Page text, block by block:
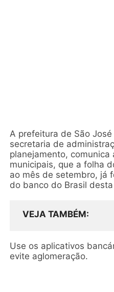
A prefeitura de São
secretaria de
planejamento,
municipais, que a folha
ao mês de setembro, já
do banco do Brasil
VEJA TAMBÉM
Use os aplicativos
evite aglomeração.